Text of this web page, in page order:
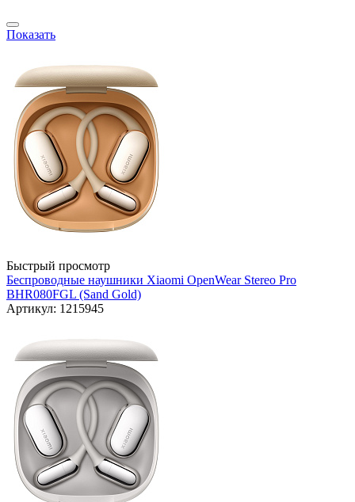
Показать
Быстрый просмотр
Беспроводные наушники Xiaomi OpenWear Stereo Pro
BHR080FGL (Sand Gold)
Артикул: 1215945